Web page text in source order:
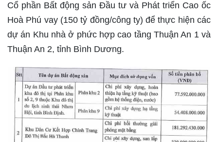
Cổ phần Bất động sản Đầu tư và Phát triển Cao ốc
Hoà Phú vay (150 tỷ đồng/công ty) để thực hiện các
dự án Khu nhà ở phức hợp cao tầng Thuận An 1 và
Thuận An 2, tỉnh Bình Dương.